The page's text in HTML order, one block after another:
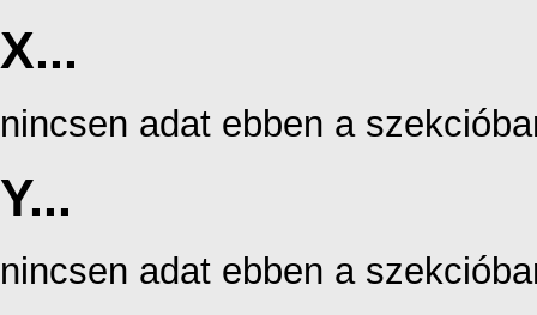
X...
nincsen adat ebben a
Y...
nincsen adat ebben a